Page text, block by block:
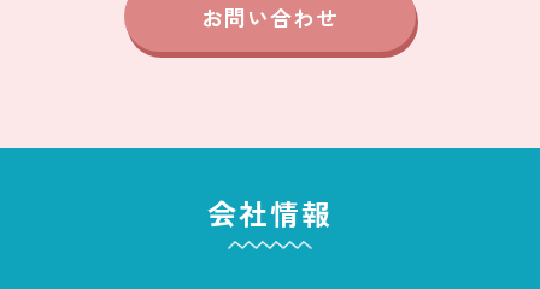
お問い合わせ
会社情報